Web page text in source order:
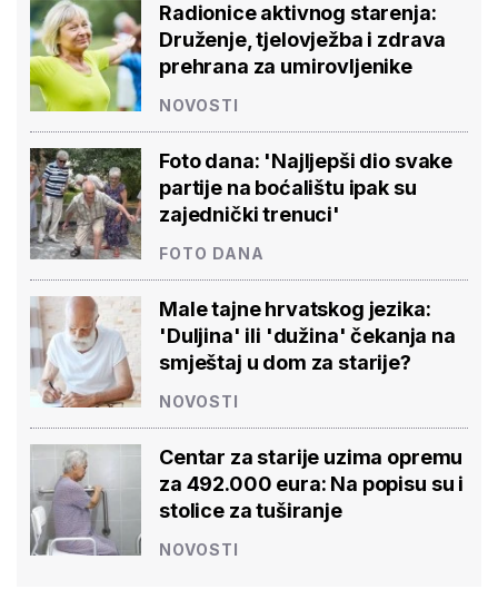
Radionice aktivnog starenja:
Druženje, tjelovježba i zdrava
prehrana za umirovljenike
NOVOSTI
Foto dana: 'Najljepši dio svake
partije na boćalištu ipak su
zajednički trenuci'
FOTO DANA
Male tajne hrvatskog jezika:
'Duljina' ili 'dužina' čekanja na
smještaj u dom za starije?
NOVOSTI
Centar za starije uzima opremu
za 492.000 eura: Na popisu su i
stolice za tuširanje
NOVOSTI